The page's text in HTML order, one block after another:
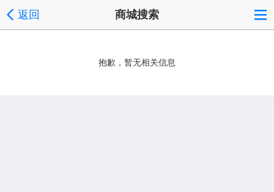
返回 商城搜索
抱歉，暂无相关信息